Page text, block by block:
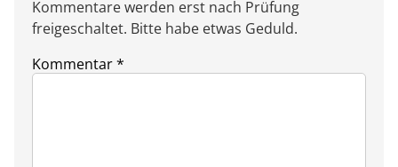
Kommentare werden erst nach Prüfung
freigeschaltet. Bitte habe etwas Geduld.
Kommentar*